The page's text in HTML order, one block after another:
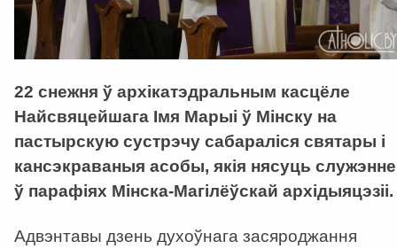
22 снежня ў архікатэдральным касцёле
Найсвяцейшага Імя Марыі ў Мінску на
пастырскую сустрэчу сабараліся святары і
кансэкраваныя асобы, якія нясуць служэнне
ў парафіях Мінска-Магілёўскай архідыяцэзіі.
Адвэнтавы дзень духоўнага засяроджання